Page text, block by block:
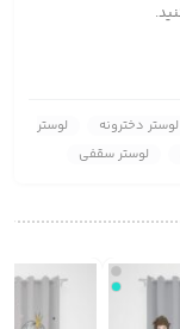
لوستر دخترونه
لوستر
لوستر سقفی